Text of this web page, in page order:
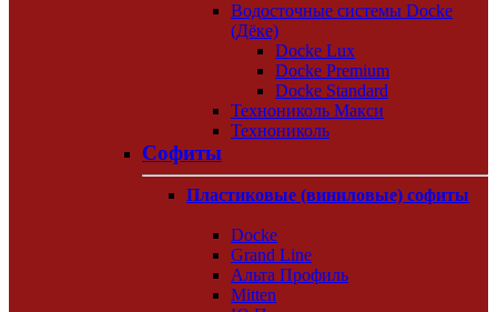
Водосточные системы Docke
(Дёке)
Docke Lux
Docke Premium
Docke Standard
Технониколь Макси
Технониколь
Софиты
Пластиковые (виниловые) софиты
Docke
Grand Line
Альта Профиль
Mitten